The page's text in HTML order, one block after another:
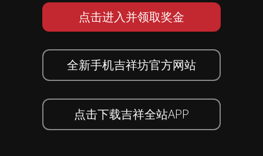
点击进入并领取奖金
全新手机吉祥坊官方网站
点击下载吉祥全站APP